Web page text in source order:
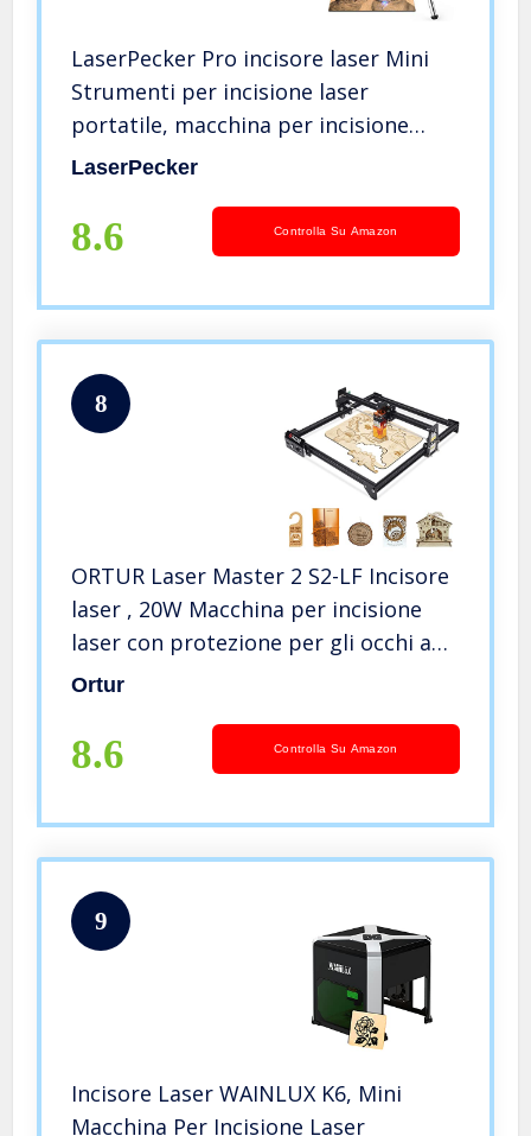
LaserPecker Pro incisore laser Mini
Strumenti per incisione laser
portatile, macchina per incisione
laser compatta con occhiali protettivi
LaserPecker
8.6 Controlla Su Amazon
8
ORTUR Laser Master 2 S2-LF Incisore
laser , 20W Macchina per incisione
laser con protezione per gli occhi a
fuoco fisso, Taglierina laser CNC a
metallo,Scheda madre a 32 bit
Ortur
8.6 Controlla Su Amazon
9
Incisore Laser WAINLUX K6, Mini
Macchina Per Incisione Laser